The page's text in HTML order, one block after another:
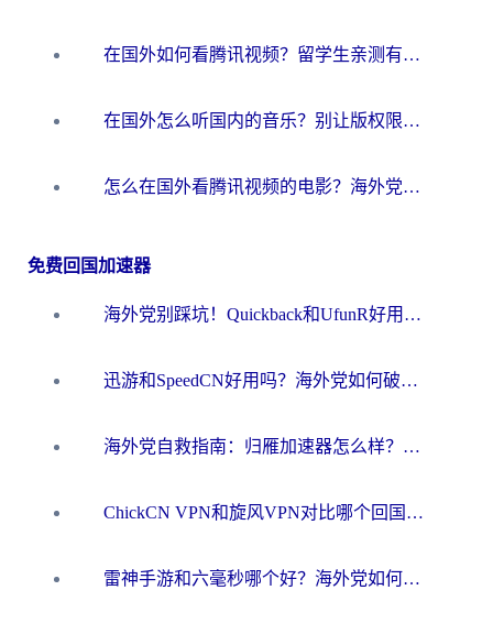
在国外如何看腾讯视频？留学生亲测有效的回国加速方案
在国外怎么听国内的音乐？别让版权限制断了你的华语歌单
怎么在国外看腾讯视频的电影？海外党亲测有效的回国加速指南
免费回国加速器
海外党别踩坑！Quickback和UfunR好用吗？选对回国加速器才能无缝刷国内资源
迅游和SpeedCN好用吗？海外党如何破解那道看不见的墙
海外党自救指南：归雁加速器怎么样？教你避开坑实现国内资源无缝访问
ChickCN VPN和旋风VPN对比哪个回国效果更好？海外用户的选择困境与出路
雷神手游和六毫秒哪个好？海外党如何真正解锁国内资源